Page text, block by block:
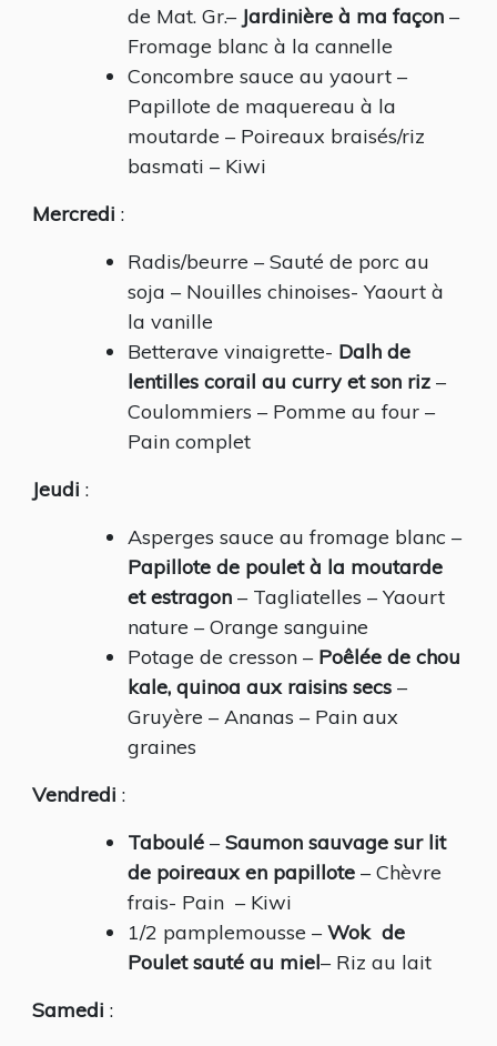
de Mat. Gr.– Jardinière à ma façon –
Fromage blanc à la cannelle
Concombre sauce au yaourt –
Papillote de maquereau à la
moutarde – Poireaux braisés/riz
basmati – Kiwi
Mercredi :
Radis/beurre – Sauté de porc au
soja – Nouilles chinoises- Yaourt à
la vanille
Betterave vinaigrette- Dalh de
lentilles corail au curry et son riz –
Coulommiers – Pomme au four –
Pain complet
Jeudi :
Asperges sauce au fromage blanc –
Papillote de poulet à la moutarde
et estragon – Tagliatelles – Yaourt
nature – Orange sanguine
Potage de cresson – Poêlée de chou
kale, quinoa aux raisins secs –
Gruyère – Ananas – Pain aux
graines
Vendredi :
Taboulé – Saumon sauvage sur lit
de poireaux en papillote – Chèvre
frais- Pain – Kiwi
1/2 pamplemousse – Wok de
Poulet sauté au miel– Riz au lait
Samedi :